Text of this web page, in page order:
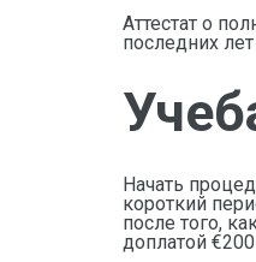
Аттестат о
последних
Начать
короткий
после того,
доплатой